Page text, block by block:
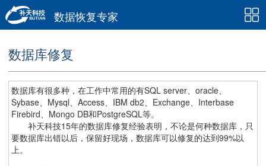
数据恢复专家
数据库修复
数据库有很多种，在工作中常用的有SQL server、oracle、
Sybase、Mysql、Access、IBM db2、Exchange、Interbase
Firebird、Mongo DB和PostgreSQL等。
补天科技15年的数据库修复经验表明，不论是何种数据库，只
要数据库出错以后，保留好现场，数据库可以修复的达到99%以
上。